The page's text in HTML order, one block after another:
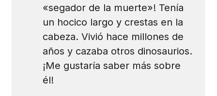
«segador de la muerte»! Tenía
un hocico largo y crestas en la
cabeza. Vivió hace millones de
años y cazaba otros dinosaurios.
¡Me gustaría saber más sobre
él!